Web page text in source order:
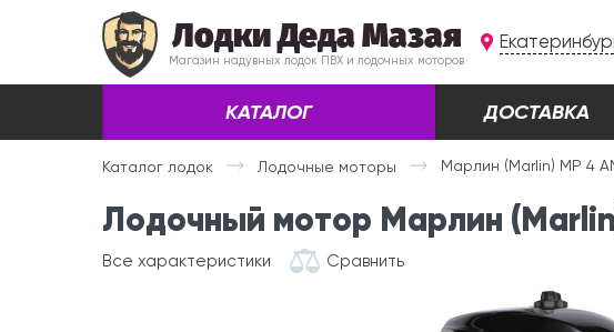
Лодки Деда Мазая
Магазин надувных лодок ПВХ и лодочных моторов
КАТАЛОГ ДОСТАВКА
Каталог лодок Лодочные моторы Марлин (Marlin) MP 4
Лодочный мотор Марлин
Все характеристики Сравнить